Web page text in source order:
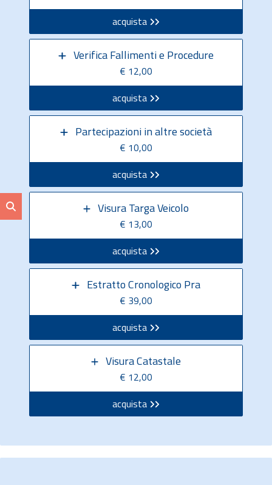
acquista
Verifica Fallimenti e Procedure
€ 12,00
acquista
Partecipazioni in altre società
€ 10,00
acquista
Visura Targa Veicolo
€ 13,00
acquista
Estratto Cronologico Pra
€ 39,00
acquista
Visura Catastale
€ 12,00
acquista